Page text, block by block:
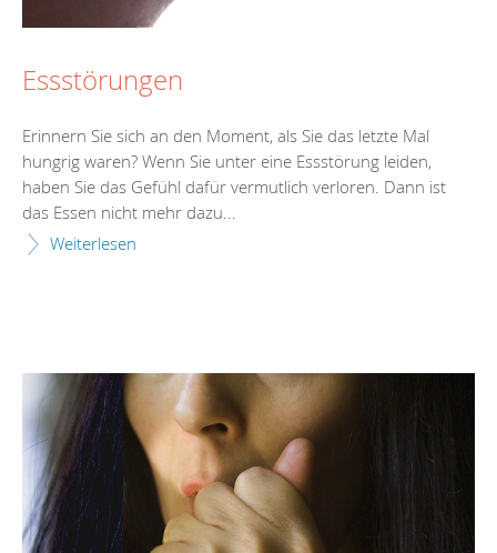
Essstörungen
Erinnern Sie sich an den Moment, als Sie das letzte Mal
hungrig waren? Wenn Sie unter eine Essstörung leiden,
haben Sie das Gefühl dafür vermutlich verloren. Dann ist
das Essen nicht mehr dazu...
Weiterlesen